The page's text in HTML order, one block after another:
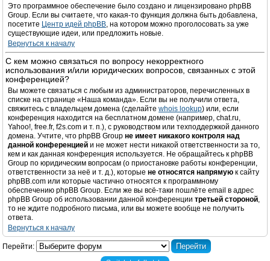
Это программное обеспечение было создано и лицензировано phpBB
Group. Если вы считаете, что какая-то функция должна быть добавлена,
посетите Центр идей phpBB, на котором можно проголосовать за уже
существующие идеи, или предложить новые.
Вернуться к началу
С кем можно связаться по вопросу некорректного
использования и/или юридических вопросов, связанных с этой
конференцией?
Вы можете связаться с любым из администраторов, перечисленных в
списке на странице «Наша команда». Если вы не получили ответа,
свяжитесь с владельцем домена (сделайте whois lookup) или, если
конференция находится на бесплатном домене (например, chat.ru,
Yahoo!, free.fr, f2s.com и т. п.), с руководством или техподдержкой данного
домена. Учтите, что phpBB Group не имеет никакого контроля над
данной конференцией и не может нести никакой ответственности за то,
кем и как данная конференция используется. Не обращайтесь к phpBB
Group по юридическим вопросам (о приостановке работы конференции,
ответственности за неё и т. д.), которые не относятся напрямую к сайту
phpBB.com или которые частично относятся к программному
обеспечению phpBB Group. Если же вы всё-таки пошлёте email в адрес
phpBB Group об использовании данной конференции третьей стороной,
то не ждите подробного письма, или вы можете вообще не получить
ответа.
Вернуться к началу
Перейти: